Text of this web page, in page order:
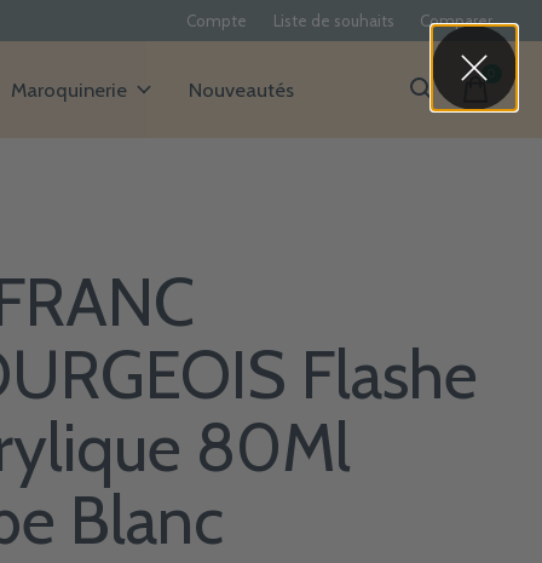
Compte Liste de souhaits Comparer
Maroquinerie Nouveautés items
Flashe
80Ml
Blanc